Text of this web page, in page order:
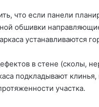
что если панели
обшивки
устанавливаются
в стене (сколы,
подкладывают
участка.